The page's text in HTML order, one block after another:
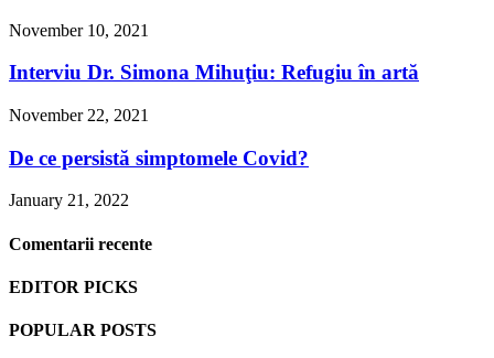
November 10, 2021
Interviu Dr. Simona Mihuţiu: Refugiu în artă
November 22, 2021
De ce persistă simptomele Covid?
January 21, 2022
Comentarii recente
EDITOR PICKS
POPULAR POSTS